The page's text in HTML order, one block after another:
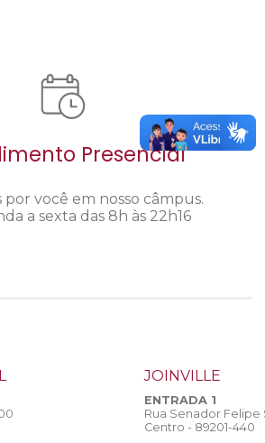
Presencial
por você em nosso câmpus.
a sexta das 8h às 22h16
JOINVILLE
ENTRADA 1
Rua Senador
Centro - 89201-440